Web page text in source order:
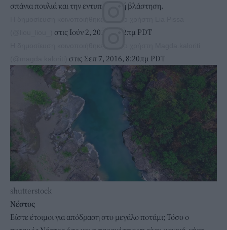
σπάνια πουλιά και την εντυπωσιακή βλάστηση.
στις Ιούν 2, 2016, 7:22πμ PDT
στις Σεπ 7, 2016, 8:20πμ PDT
shutterstock
Νέστος
Είστε έτοιμοι για απόδραση στο μεγάλο ποτάμι; Τόσο ο